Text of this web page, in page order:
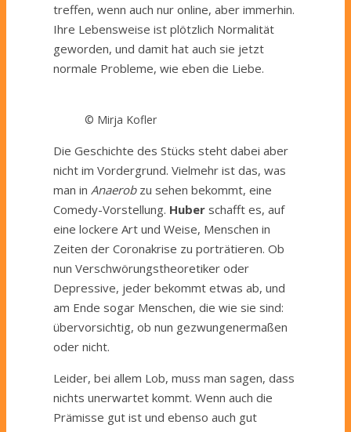
treffen, wenn auch nur online, aber immerhin.
Ihre Lebensweise ist plötzlich Normalität
geworden, und damit hat auch sie jetzt
normale Probleme, wie eben die Liebe.
© Mirja Kofler
Die Geschichte des Stücks steht dabei aber
nicht im Vordergrund. Vielmehr ist das, was
man in Anaerobzu sehen bekommt, eine
Comedy-Vorstellung. Huber schafft es, auf
eine lockere Art und Weise, Menschen in
Zeiten der Coronakrise zu porträtieren. Ob
nun Verschwörungstheoretiker oder
Depressive, jeder bekommt etwas ab, und
am Ende sogar Menschen, die wie sie sind:
übervorsichtig, ob nun gezwungenermaßen
oder nicht.
Leider, bei allem Lob, muss man sagen, dass
nichts unerwartet kommt. Wenn auch die
Prämisse gut ist und ebenso auch gut